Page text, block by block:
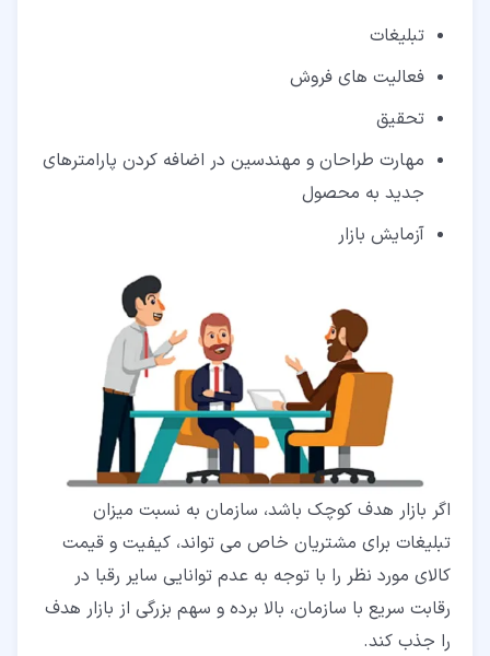
تبلیغات
فعالیت های فروش
تحقیق
مهارت طراحان و مهندسین در اضافه کردن پارامترهای
جدید به محصول
آزمایش بازار
اگر بازار هدف کوچک باشد، سازمان به نسبت میزان
تبلیغات برای مشتریان خاص می تواند، کیفیت و قیمت
کالای مورد نظر را با توجه به عدم توانایی سایر رقبا در
رقابت سریع با سازمان، بالا برده و سهم بزرگی از بازار هدف
را جذب کند.